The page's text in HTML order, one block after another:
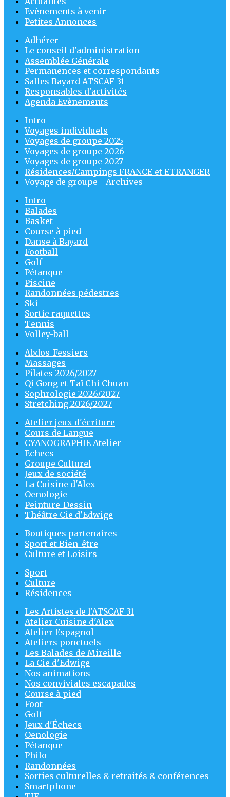
Evènements à venir
Petites Annonces
Adhérer
Le conseil d'administration
Assemblée Générale
Permanences et correspondants
Salles Bayard ATSCAF 31
Responsables d'activités
Agenda Evènements
Intro
Voyages individuels
Voyages de groupe 2025
Voyages de groupe 2026
Voyages de groupe 2027
Résidences/Campings FRANCE et ETRANGER
Voyage de groupe - Archives-
Intro
Balades
Basket
Course à pied
Danse à Bayard
Football
Golf
Pétanque
Piscine
Randonnées pédestres
Ski
Sortie raquettes
Tennis
Volley-ball
Abdos-Fessiers
Massages
Pilates 2026/2027
Qi Gong et Taï Chi Chuan
Sophrologie 2026/2027
Stretching 2026/2027
Atelier jeux d'écriture
Cours de Langue
CYANOGRAPHIE Atelier
Echecs
Groupe Culturel
Jeux de société
La Cuisine d'Alex
Oenologie
Peinture-Dessin
Théâtre Cie d'Edwige
Boutiques partenaires
Sport et Bien-être
Culture et Loisirs
Sport
Culture
Résidences
Les Artistes de l'ATSCAF 31
Atelier Cuisine d'Alex
Atelier Espagnol
Ateliers ponctuels
Les Balades de Mireille
La Cie d'Edwige
Nos animations
Nos conviviales escapades
Course à pied
Foot
Golf
Jeux d'Échecs
Oenologie
Pétanque
Philo
Randonnées
Sorties culturelles & retraités & conférences
Smartphone